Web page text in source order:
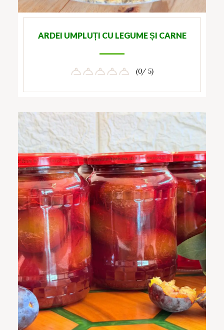
ARDEI UMPLUȚI CU LEGUME ȘI CARNE
(0/ 5)